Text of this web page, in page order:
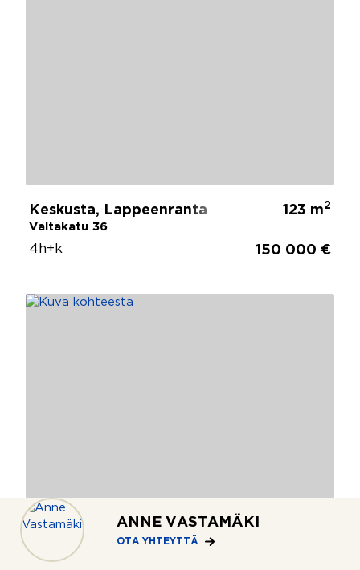
ANNE VASTAMÄKI
OTA YHTEYTTÄ
Keskusta, Lappeenranta
Valtakatu 36
123 m2
4h+k 150 000 €